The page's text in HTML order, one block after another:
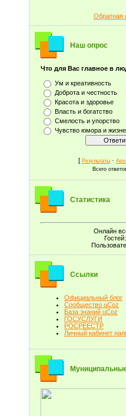
Обратная
Наш опрос
Что для Вас главное в
Ум и креативность
Доброта и честность
Красота и здоровье
Власть и богатство
Смелость и упорство
Чувство юмора и
[ Результаты ·
Всего
Статистика
Онлайн
Гостей:
Ссылки
Официальный блог
Сообщество uCoz
База знаний uCoz
ГОСУСЛУГИ
РОСРЕЕСТР
Личный кабинет